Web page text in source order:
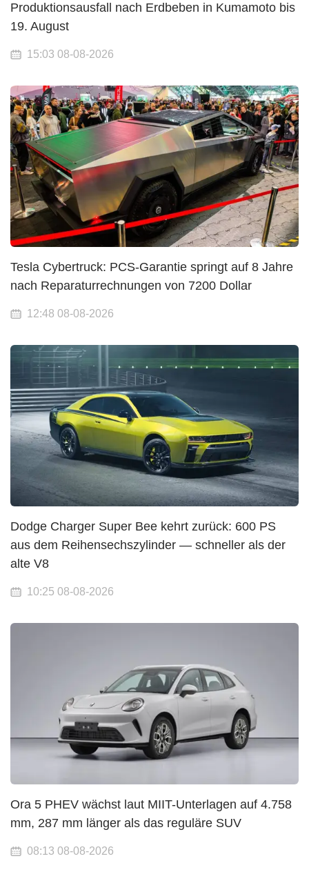
Produktionsausfall nach Erdbeben in Kumamoto bis
19. August
15:03 08-08-2026
Tesla Cybertruck: PCS-Garantie springt auf 8 Jahre
nach Reparaturrechnungen von 7200 Dollar
12:48 08-08-2026
Dodge Charger Super Bee kehrt zurück: 600 PS
aus dem Reihensechszylinder — schneller als der
alte V8
10:25 08-08-2026
Ora 5 PHEV wächst laut MIIT-Unterlagen auf 4.758
mm, 287 mm länger als das reguläre SUV
08:13 08-08-2026